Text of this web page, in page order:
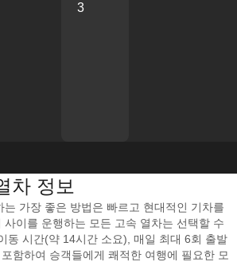
3
차 정보
는 가장 좋은 방법은 빠르고 현대적인 기차를
사이를 운행하는 모든 고속 열차는 선택할 수
동 시간(약 14시간 소요), 매일 최대 6회 출발
함하여 승객들에게 쾌적한 여행에 필요한 모